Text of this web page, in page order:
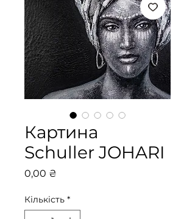
Картина
Schuller JOHARI
0,00 ₴
Кількість *